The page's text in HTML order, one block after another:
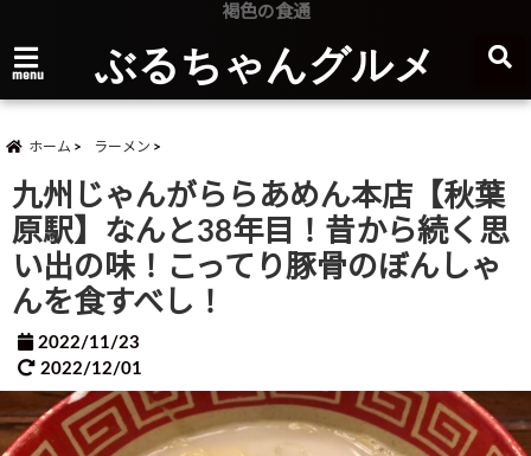
褐色の食通
menu ぶるちゃんグルメ
ホーム ラーメン
九州じゃんがららあめん本店【秋葉
原駅】なんと38年目！昔から続く思
い出の味！こってり豚骨のぼんしゃ
んを食すべし！
2022/11/23
2022/12/01